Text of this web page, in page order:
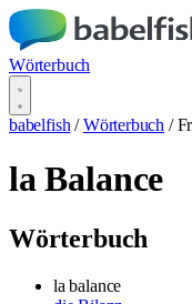
Wörterbuch
babelfish / Wörterbuch /
la Balance
Wörterbuch
la balance